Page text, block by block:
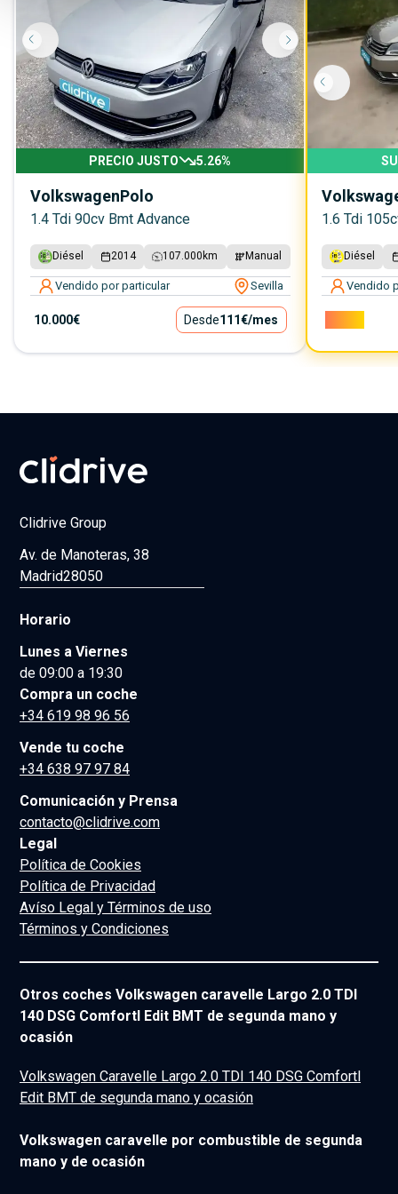
PRECIO JUSTO 5.26%
VolkswagenPolo
1.4 Tdi 90cv Bmt Advance
Diésel 2014 107.000 km Manual
Vendido por particular Sevilla
10.000€ Desde111€/mes
1.6 Tdi
Diésel
Vendido
Clidrive Group
Av. de Manoteras, 38
Madrid28050
Horario
Lunes a Viernes
de 09:00 a 19:30
Compra un coche
+34 619 98 96 56
Vende tu coche
+34 638 97 97 84
Comunicación y Prensa
contacto@clidrive.com
Legal
Política de Cookies
Política de Privacidad
Avíso Legal y Términos de uso
Términos y Condiciones
Otros coches Volkswagen caravelle Largo 2.0 TDI
140 DSG Comfortl Edit BMT de segunda mano y
ocasión
Volkswagen Caravelle Largo 2.0 TDI 140 DSG Comfortl
Edit BMT de segunda mano y ocasión
Volkswagen caravelle por combustible de segunda
mano y de ocasión